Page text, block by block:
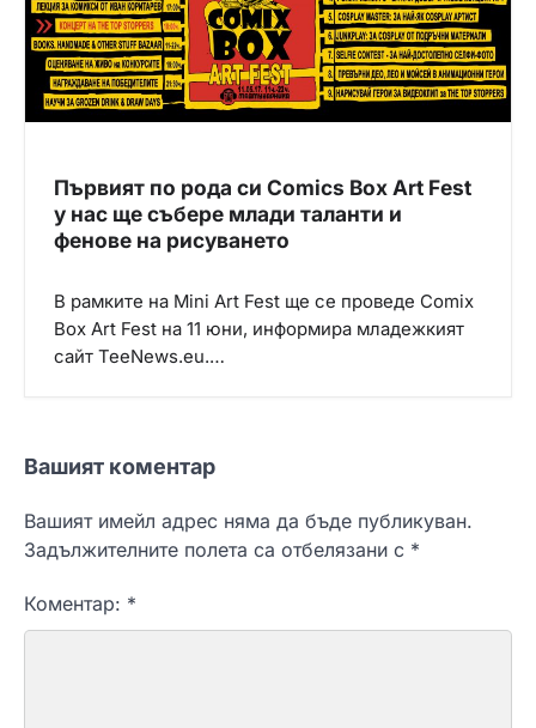
Първият по рода си Comics Box Art Fest
у нас ще събере млади таланти и
фенове на рисуването
В рамките на Mini Art Fest ще се проведе Comix
Box Art Fest на 11 юни, информира младежкият
сайт TeeNews.eu.…
Вашият коментар
Вашият имейл адрес няма да бъде публикуван.
Задължителните полета са отбелязани с *
Коментар: *